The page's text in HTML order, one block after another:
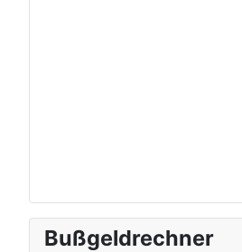
Bußgeldrechner